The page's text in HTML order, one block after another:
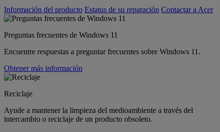
Información del producto Estatus de su reparación Contactar a Acer
Preguntas frecuentes de Windows 11
Encuentre respuestas a preguntar frecuentes sobre Windows 11.
Obtener más información
Reciclaje
Ayude a mantener la limpieza del medioambiente a través del
intercambio o reciclaje de un producto obsoleto.